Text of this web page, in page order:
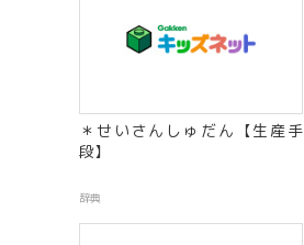
＊せいさんしゅだん【生産手
段】
辞典